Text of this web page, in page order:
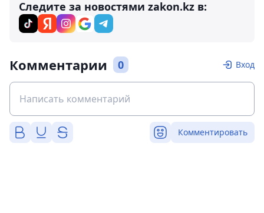
Следите за новостями zakon.kz в:
Комментарии 0 Вход
Комментировать